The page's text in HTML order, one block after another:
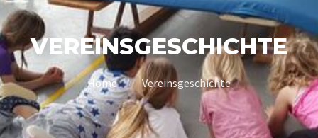
VEREINSGESCHICHTE
Home Vereinsgeschichte